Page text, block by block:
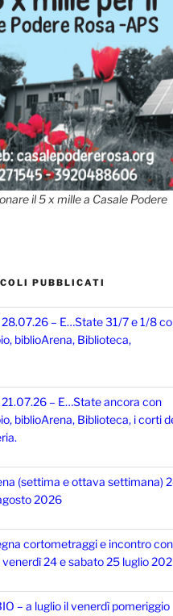
il 5 x mille a Casale Podere
PUBBLICATI
– E…State 31/7 e 1/8
biblioArena, Biblioteca,
– E…State ancora con
biblioArena, Biblioteca, i corti
(settima e ottava settimana)
2026
cortometraggi e incontro con
24 e sabato 25 luglio
– a luglio il venerdì pomeriggio